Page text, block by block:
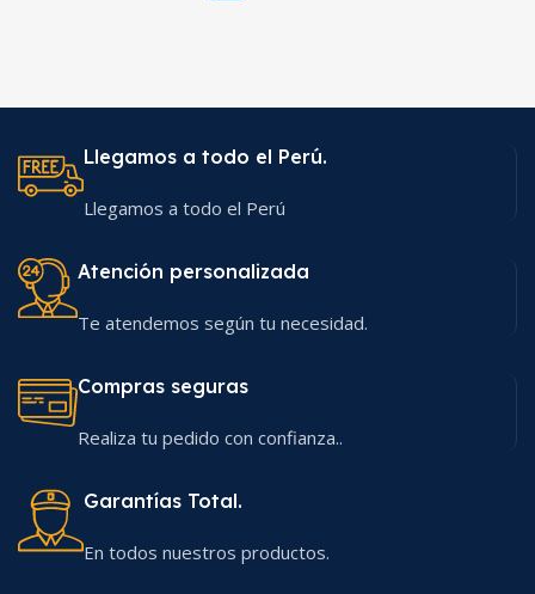
Llegamos a todo el Perú.
Llegamos a todo el Perú
Atención personalizada
Te atendemos según tu necesidad.
Compras seguras
Realiza tu pedido con confianza..
Garantías Total.
En todos nuestros productos.